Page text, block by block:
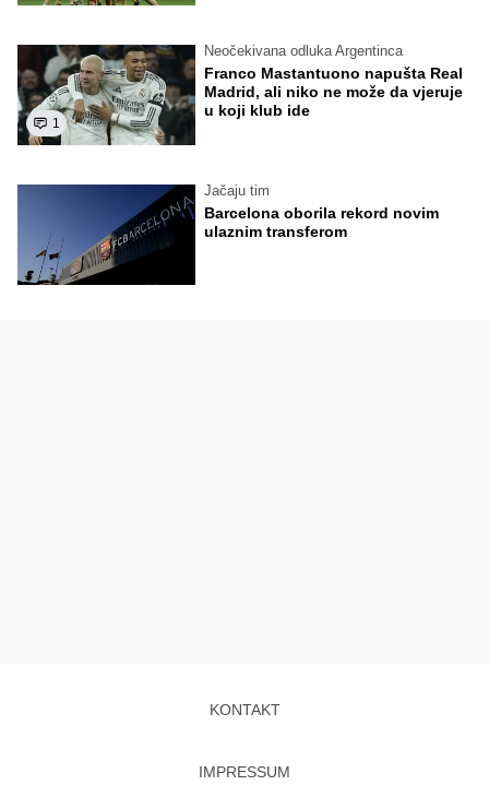
1
Neočekivana odluka Argentinca
Franco Mastantuono napušta Real
Madrid, ali niko ne može da vjeruje
u koji klub ide
Jačaju tim
Barcelona oborila rekord novim
ulaznim transferom
KONTAKT
IMPRESSUM